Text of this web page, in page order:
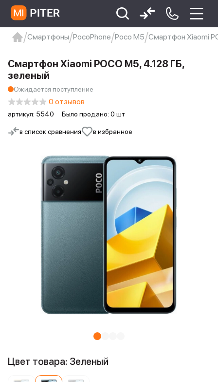
Xiaomi 9 про
xiaomi redmi 12c
Смартфоны PocoPhone Poco M5 Смартфон Xiaomi
в список сравнения в избранное
Смартфон Xiaomi POCO M5, 4.128 ГБ,
зеленый
Ожидается поступление
артикул: 5540 Было продано: 0 шт
0 отзывов
Цвет товара: Зеленый